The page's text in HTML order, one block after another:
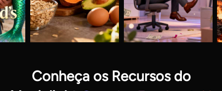
Conheça os Recursos do